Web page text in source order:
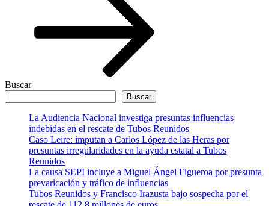
Buscar
Buscar
La Audiencia Nacional investiga presuntas influencias
indebidas en el rescate de Tubos Reunidos
Caso Leire: imputan a Carlos López de las Heras por
presuntas irregularidades en la ayuda estatal a Tubos
Reunidos
La causa SEPI incluye a Miguel Ángel Figueroa por presunta
prevaricación y tráfico de influencias
Tubos Reunidos y Francisco Irazusta bajo sospecha por el